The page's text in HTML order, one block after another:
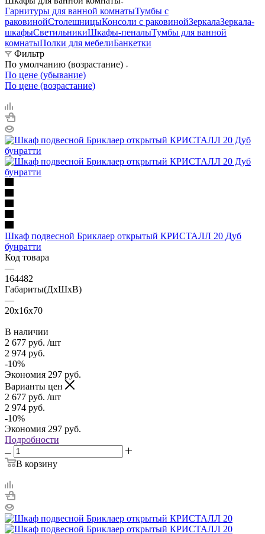
Гарнитуры для ванной комнатыТумбы с
раковинойСтолешницыКонсоли с раковинойЗеркалаЗеркала-
шкафыСветильникиШкафы-пеналыТумбы для ванной
комнатыПолки для мебелиБанкетки
Фильтр
По умолчанию (возрастание)
По цене (убывание)
По цене (возрастание)
Шкаф подвесной Бриклаер открытый КРИСТАЛЛ 20 Дуб
бунратти
Код товара
—
164482
Габариты(ДхШхВ)
—
20x16x70
В наличии
2 677 руб. /шт
2 974 руб.
-10%
Экономия 297 руб.
Варианты цен
2 677 руб. /шт
2 974 руб.
-10%
Экономия 297 руб.
Подробности
В корзину